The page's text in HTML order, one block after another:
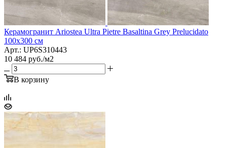
Керамогранит Ariostea Ultra Pietre Basaltina Grey Prelucidato
100х300 см
Арт.: UP6S310443
10 484 руб./м2
В корзину